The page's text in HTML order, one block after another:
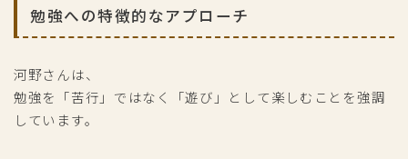
勉強への特徴的なアプローチ
河野さんは、
勉強を「苦行」ではなく「遊び」として楽しむことを強調
しています。